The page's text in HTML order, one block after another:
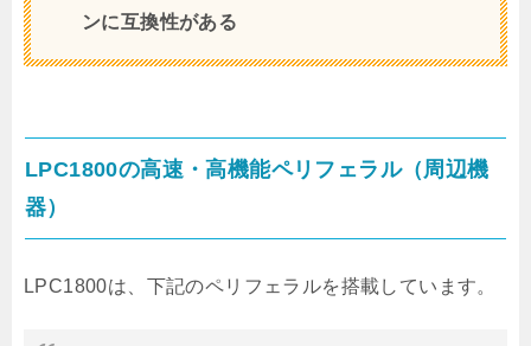
ンに互換性がある
LPC1800の高速・高機能ペリフェラル（周辺機
器）
LPC1800は、下記のペリフェラルを搭載しています。